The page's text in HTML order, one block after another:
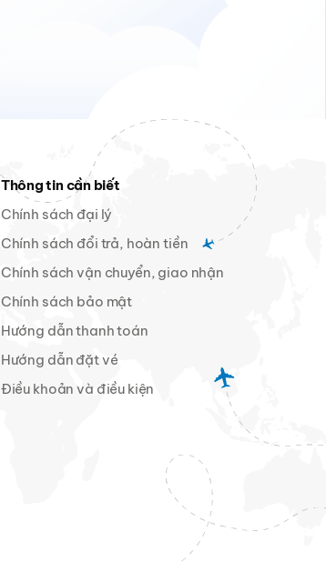
Thông tin cần biết
Chính sách đại lý
Chính sách đổi trả, hoàn tiền
Chính sách vận chuyển, giao nhận
Chính sách bảo mật
Hướng dẫn thanh toán
Hướng dẫn đặt vé
Điều khoản và điều kiện